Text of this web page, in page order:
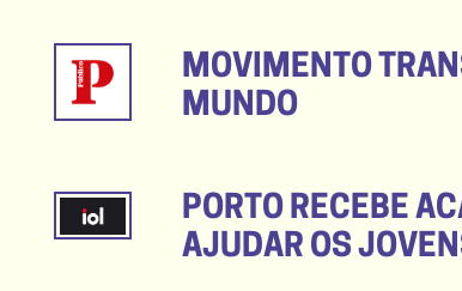
MOVIMENTO
MUNDO
PORTO RECEBE
AJUDAR OS